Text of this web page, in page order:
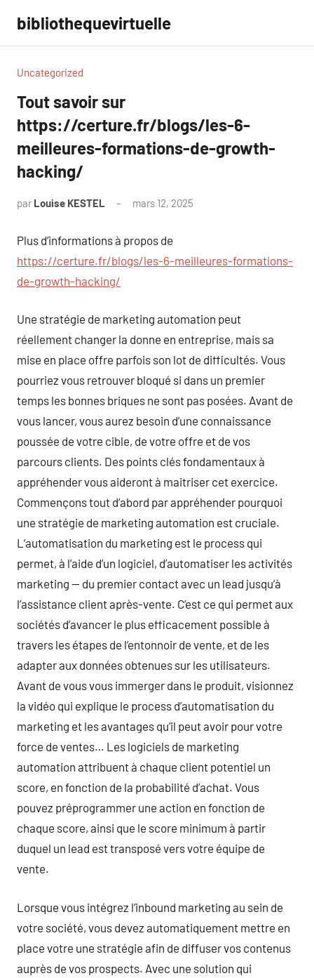
contenu
bibliothequevirtuelle
Uncategorized
Tout savoir sur
https://certure.fr/blogs/les-6-
meilleures-formations-de-growth-
hacking/
par Louise KESTEL mars 12, 2025
Plus d’informations à propos de
https://certure.fr/blogs/les-6-meilleures-formations-
de-growth-hacking/
Une stratégie de marketing automation peut
réellement changer la donne en entreprise, mais sa
mise en place offre parfois son lot de difficultés. Vous
pourriez vous retrouver bloqué si dans un premier
temps les bonnes briques ne sont pas posées. Avant de
vous lancer, vous aurez besoin d’une connaissance
poussée de votre cible, de votre offre et de vos
parcours clients. Des points clés fondamentaux à
appréhender vous aideront à maitriser cet exercice.
Commençons tout d’abord par appréhender pourquoi
une stratégie de marketing automation est cruciale.
L’automatisation du marketing est le process qui
permet, à l’aide d’un logiciel, d’automatiser les activités
marketing — du premier contact avec un lead jusqu’à
l’assistance client après-vente. C’est ce qui permet aux
sociétés d’avancer le plus efficacement possible à
travers les étapes de l’entonnoir de vente, et de les
adapter aux données obtenues sur les utilisateurs.
Avant de vous vous immerger dans le produit, visionnez
la vidéo qui explique le process d’automatisation du
marketing et les avantages qu’il peut avoir pour votre
force de ventes… Les logiciels de marketing
automation attribuent à chaque client potentiel un
score, en fonction de la probabilité d’achat. Vous
pouvez préprogrammer une action en fonction de
chaque score, ainsi que le score minimum à partir
duquel un lead est transposé vers votre équipe de
vente.
Lorsque vous intégrez l’inbound marketing au sein de
votre société, vous devez automatiquement mettre en
place votre une stratégie afin de diffuser vos contenus
auprès de vos prospects. Avec une solution qui